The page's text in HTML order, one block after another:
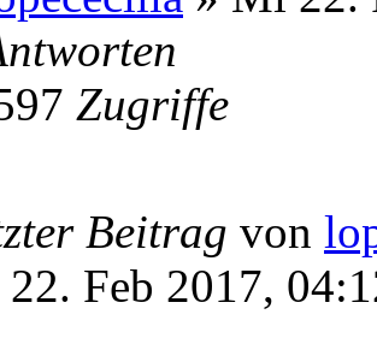
Zugriffe
Beitrag von
Feb 2017,